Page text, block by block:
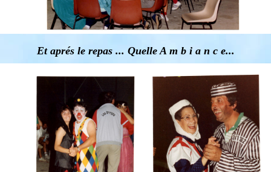
Et aprés le repas ... Quelle A m b i a n c e...